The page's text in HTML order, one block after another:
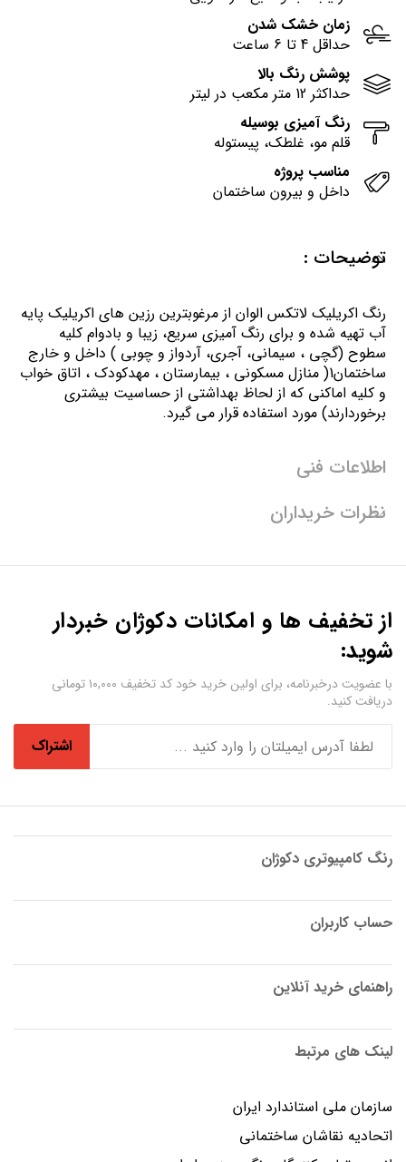
زمان خشک شدن
حداقل 4 تا 6 ساعت
پوشش رنگ بالا
حداکثر 12 متر مکعب در لیتر
رنگ آمیزی بوسیله
قلم مو، غلطک، پیستوله
مناسب پروژه
داخل و بیرون ساختمان
توضیحات :
رنگ اكريليك لاتكس الوان از مرغوبترين رزين هاي اكريليك پايه
آب تهيه شده و برای رنگ آمیزی سریع، زیبا و بادوام کلیه
سطوح (گچی ، سیمانی، آجری، آردواز و چوبی ) داخل و خارج
ساختمان1( منازل مسكوني ، بيمارستان ، مهدكودك ، اتاق خواب
و كليه اماكني كه از لحاظ بهداشتي از حساسيت بيشتري
برخوردارند) مورد استفاده قرار می گیرد.
اطلاعات فنی
نظرات خریداران
از تخفیف ها و امکانات دکوژان خبردار
شوید:
با عضویت درخبرنامه، برای اولین خرید خود کد تخفیف ۱۰,۰۰۰ تومانی
دریافت کنید.
اشتراک
رنگ کامپیوتری دکوژان
حساب کاربران
راهنمای خرید آنلاین
لینک های مرتبط
سازمان ملی استاندارد ایران
اتحادیه نقاشان ساختمانی